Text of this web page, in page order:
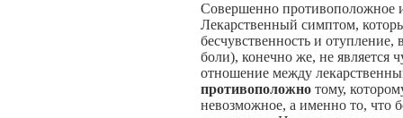
Совершенно противоположное
Лекарственный симптом,
бесчувственность и
боли), конечно же, не является
отношение между
противоположно тому,
невозможное, а именно то, что